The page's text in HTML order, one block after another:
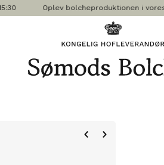
Oplev bolcheproduktionen i vores